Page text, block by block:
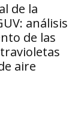
de la
análisis
de las
aire